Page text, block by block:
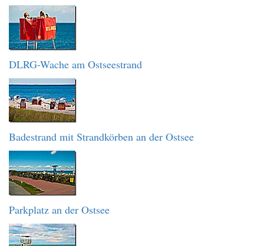
DLRG-Wache am Ostseestrand
Badestrand mit Strandkörben an der Ostsee
Parkplatz an der Ostsee